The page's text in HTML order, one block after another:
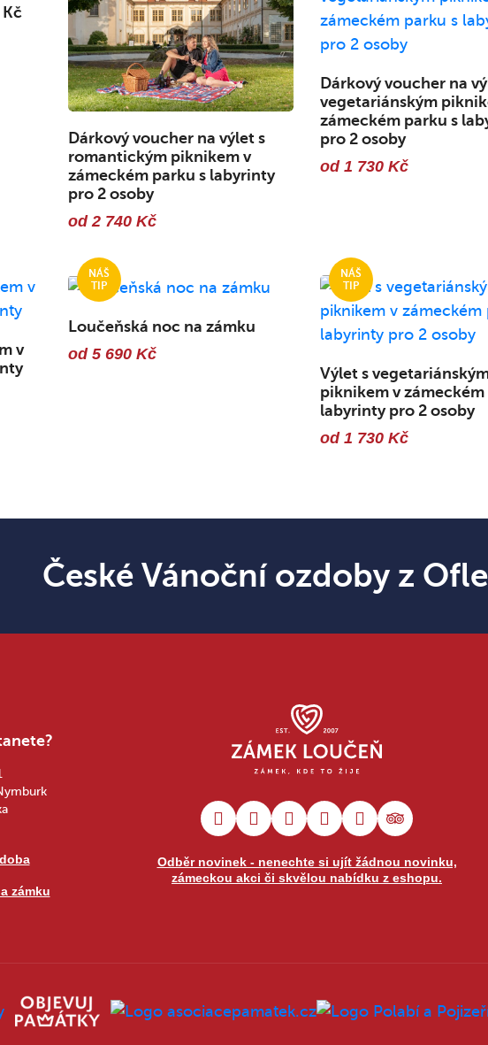
Dárkový voucher na výlet s
romantickým piknikem v
zámeckém parku s labyrinty
pro 2 osoby
od 2 740 Kč
Dárkový voucher na
vegetariánským
zámeckém parku s
pro 2 osoby
od 1 730 Kč
v
Loučeňská noc na zámku
od 5 690 Kč
Výlet s
piknikem v zámeckém
labyrinty pro 2 osoby
od 1 730 Kč
České Vánoční ozdoby z
zámku
Odběr novinek - nenechte si ujít žádnou novinku,
zámeckou akci či skvělou nabídku z eshopu.